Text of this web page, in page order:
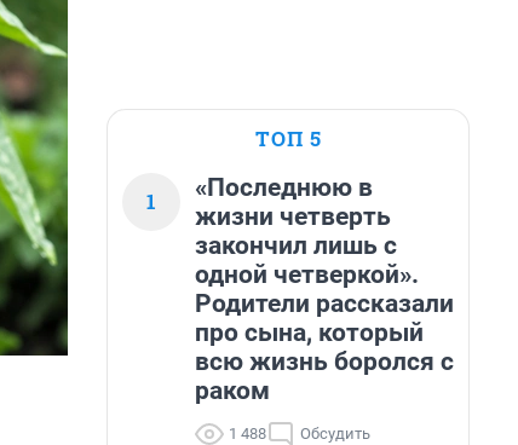
ТОП 5
1
«Последнюю в
жизни четверть
закончил лишь с
одной четверкой».
Родители рассказали
про сына, который
всю жизнь боролся с
раком
1 488 Обсудить